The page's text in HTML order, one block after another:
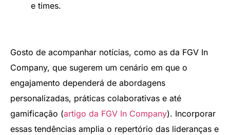
e times.
Gosto de acompanhar notícias, como as da FGV In
Company, que sugerem um cenário em que o
engajamento dependerá de abordagens
personalizadas, práticas colaborativas e até
gamificação (artigo da FGV In Company). Incorporar
essas tendências amplia o repertório das lideranças e